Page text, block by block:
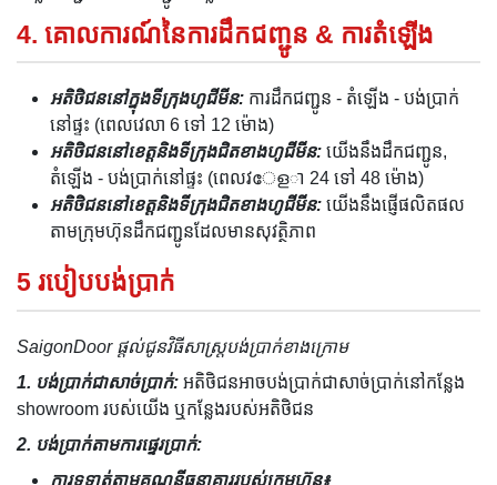
4. គោលការណ៍នៃការដឹកជញ្ជូន & ការតំឡើង
អតិថិជននៅក្នុងទីក្រុងហូជីមីន: ការដឹកជញ្ជូន - តំឡើង - បង់ប្រាក់
នៅផ្ទះ (ពេលវេលា 6 ទៅ 12 ម៉ោង)
អតិថិជននៅខេត្តនិងទីក្រុងជិតខាងហូជីមីន: យើងនឹងដឹកជញ្ជូន,
តំឡើង - បង់ប្រាក់នៅផ្ទះ (ពេលវേളា 24 ទៅ 48 ម៉ោង)
អតិថិជននៅខេត្តនិងទីក្រុងជិតខាងហូជីមីន: យើងនឹងផ្ញើផលិតផល
តាមក្រុមហ៊ុនដឹកជញ្ជូនដែលមានសុវត្ថិភាព
5 របៀបបង់ប្រាក់
SaigonDoor ផ្តល់ជូនវិធីសាស្ត្របង់ប្រាក់ខាងក្រោម
1. បង់ប្រាក់ជាសាច់ប្រាក់: អតិថិជនអាចបង់ប្រាក់ជាសាច់ប្រាក់នៅកន្លែង
showroom របស់យើង ឬកន្លែងរបស់អតិថិជន
2. បង់ប្រាក់តាមការផ្ទេរប្រាក់:
ការទូទាត់តាមគណនីធនាគាររបស់ក្រុមហ៊ុន៖